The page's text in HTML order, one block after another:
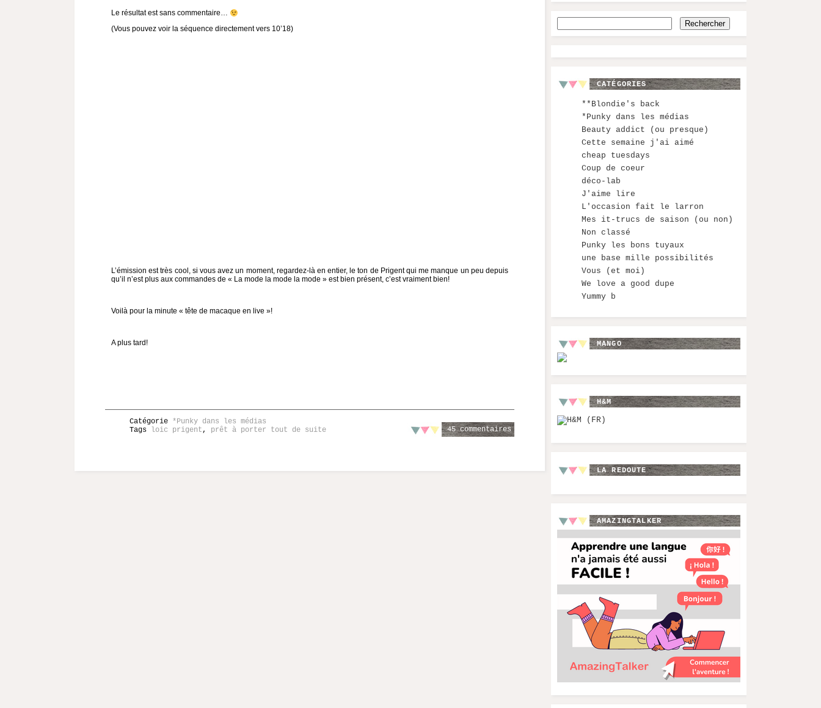
Le résultat est sans commentaire…
(Vous pouvez voir la séquence directement vers 10’18)
L’émission est très cool, si vous avez un moment, regardez-là en entier, le ton de Prigent qui me manque un peu depuis
qu’il n’est plus aux commandes de « La mode la mode la mode » est bien présent, c’est vraiment bien!
Voilà pour la minute « tête de macaque en live »!
A plus tard!
45 commentaires
Catégorie *Punky dans les médias
Tags
loic prigent, prêt à porter tout de suite
CATÉGORIES
**Blondie's back
*Punky dans les médias
Beauty addict (ou presque)
Cette semaine j'ai aimé
cheap tuesdays
Coup de coeur
déco-lab
J'aime lire
L'occasion fait le larron
Mes it-trucs de saison (ou non)
Non classé
Punky les bons tuyaux
une base mille possibilités
Vous (et moi)
We love a good dupe
Yummy b
MANGO
H&M
LA REDOUTE
AMAZINGTALKER